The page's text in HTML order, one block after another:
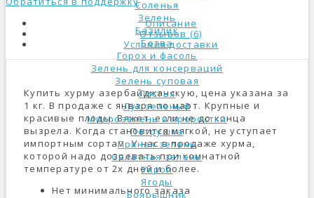
Соленья
Зелень
Базилик
Ботва
Горох и фасоль
Зелень для консерваций
Зелень суповая
Листья
Лук зеленый
Микрозелень и проростки
Петрушка
Пряная зелень
Салатная зелень
Укроп
Ягоды
Боярышник
Описание
Отзывов (6)
Условия доставки
Купить хурму азербайджанскую, цена указана за
1 кг. В продаже с января по март. Крупные и
красивые плоды. Вяжет, если не до конца
вызрела. Когда становится мягкой, не уступает
импортным сортам. У нас в продаже хурма,
которой надо дозревать при комнатной
температуре от 2х дней и более.
Нет минимального заказа